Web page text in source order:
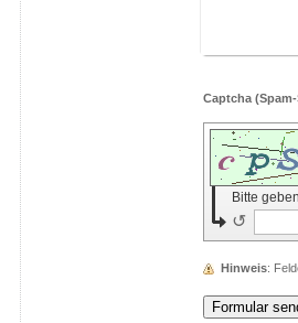
Bitte
↺
Hinweis :